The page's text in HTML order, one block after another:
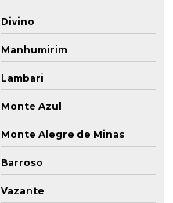
Divino
Manhumirim
Lambari
Monte Azul
Monte Alegre de Minas
Barroso
Vazante